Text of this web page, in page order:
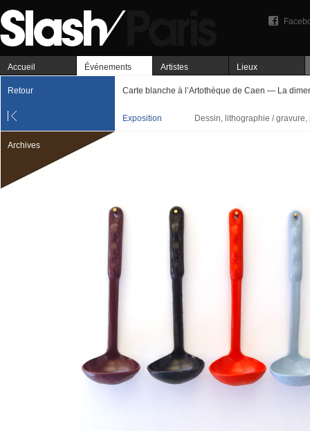
Accueil Événements Artistes Lieux
Retour Carte blanche à l’Artothèque de Caen — La
Exposition Dessin, lithographie /
Archives